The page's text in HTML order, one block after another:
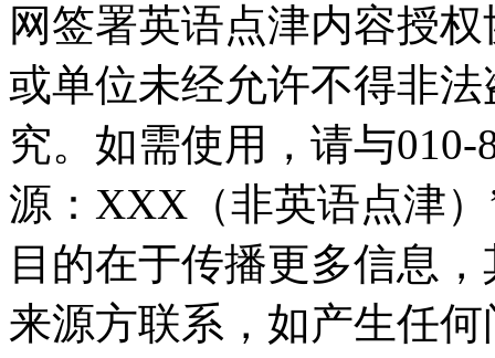
网签署英语点津内容授
或单位未经允许不得非
究。如需使用，请与010-
源：XXX（非英语点津
目的在于传播更多信息
来源方联系，如产生任